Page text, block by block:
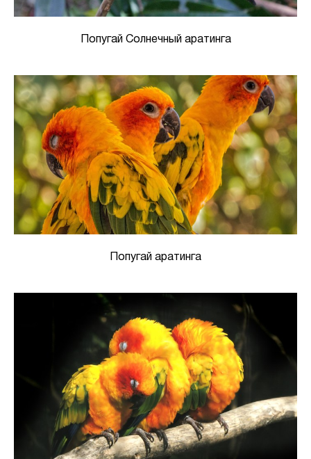
Попугай Солнечный аратинга
Попугай аратинга